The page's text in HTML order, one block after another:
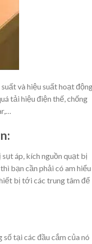
và hiệu suất hoạt
tải hiệu điện thế, chống
áp, kích nguồn quạt bị
bạn cần phải có am hiểu
bị tới các trung tâm để
tại các đầu cắm của nó